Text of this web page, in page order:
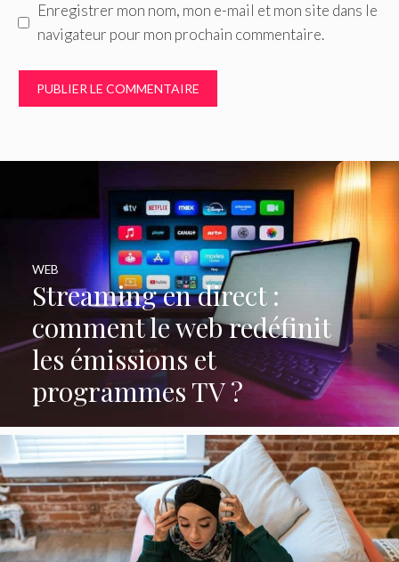
Enregistrer mon nom, mon e-mail et mon site dans le
navigateur pour mon prochain commentaire.
Streaming en direct :
comment le web redéfinit
les émissions et
programmes TV ?
WEB